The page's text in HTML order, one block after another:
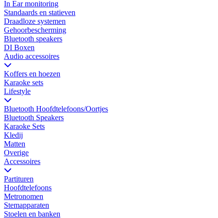
In Ear monitoring
Standaards en statieven
Draadloze systemen
Gehoorbescherming
Bluetooth speakers
DI Boxen
Audio accessoires
Koffers en hoezen
Karaoke sets
Lifestyle
Bluetooth Hoofdtelefoons/Oortjes
Bluetooth Speakers
Karaoke Sets
Kledij
Matten
Overige
Accessoires
Partituren
Hoofdtelefoons
Metronomen
Stemapparaten
Stoelen en banken